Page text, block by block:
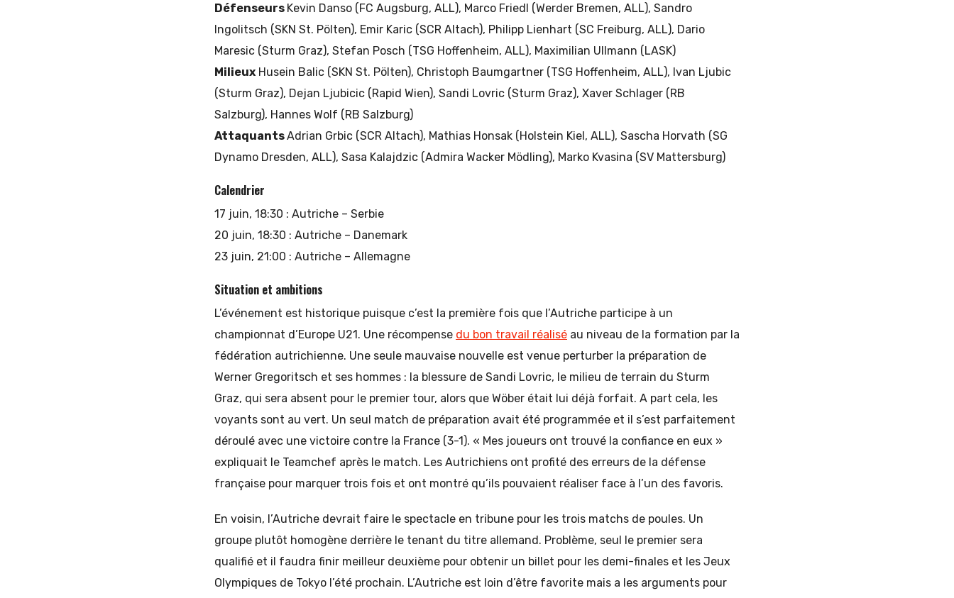
Défenseurs Kevin Danso (FC Augsburg, ALL), Marco Friedl (Werder Bremen, ALL), Sandro
Ingolitsch (SKN St. Pölten), Emir Karic (SCR Altach), Philipp Lienhart (SC Freiburg, ALL), Dario
Maresic (Sturm Graz), Stefan Posch (TSG Hoffenheim, ALL), Maximilian Ullmann (LASK)
Milieux Husein Balic (SKN St. Pölten), Christoph Baumgartner (TSG Hoffenheim, ALL), Ivan Ljubic
(Sturm Graz), Dejan Ljubicic (Rapid Wien), Sandi Lovric (Sturm Graz), Xaver Schlager (RB
Salzburg), Hannes Wolf (RB Salzburg)
AttaquantsAdrian Grbic (SCR Altach), Mathias Honsak (Holstein Kiel, ALL), Sascha Horvath (SG
Dynamo Dresden, ALL), Sasa Kalajdzic (Admira Wacker Mödling), Marko Kvasina (SV Mattersburg)
Calendrier
17 juin, 18:30 : Autriche – Serbie
20 juin, 18:30 : Autriche – Danemark
23 juin, 21:00 : Autriche – Allemagne
Situation et ambitions
L’événement est historique puisque c’est la première fois que l’Autriche participe à un
championnat d’Europe U21. Une récompense du bon travail réalisé au niveau de la formation par la
fédération autrichienne. Une seule mauvaise nouvelle est venue perturber la préparation de
Werner Gregoritsch et ses hommes : la blessure de Sandi Lovric, le milieu de terrain du Sturm
Graz, qui sera absent pour le premier tour, alors que Wöber était lui déjà forfait. A part cela, les
voyants sont au vert. Un seul match de préparation avait été programmée et il s’est parfaitement
déroulé avec une victoire contre la France (3-1). « Mes joueurs ont trouvé la confiance en eux »
expliquait le Teamchef après le match. Les Autrichiens ont profité des erreurs de la défense
française pour marquer trois fois et ont montré qu’ils pouvaient réaliser face à l’un des favoris.
En voisin, l’Autriche devrait faire le spectacle en tribune pour les trois matchs de poules. Un
groupe plutôt homogène derrière le tenant du titre allemand. Problème, seul le premier sera
qualifié et il faudra finir meilleur deuxième pour obtenir un billet pour les demi-finales et les Jeux
Olympiques de Tokyo l’été prochain. L’Autriche est loin d’être favorite mais a les arguments pour